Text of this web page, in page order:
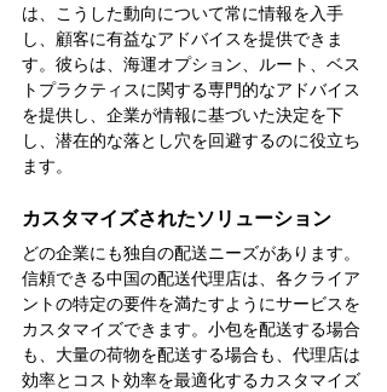
は、こうした動向について常に情報を入手
し、顧客に有益なアドバイスを提供できま
す。彼らは、海運オプション、ルート、ベス
トプラクティスに関する専門的なアドバイス
を提供し、企業が情報に基づいた決定を下
し、潜在的な落とし穴を回避するのに役立ち
ます。
カスタマイズされたソリューション
どの企業にも独自の配送ニーズがあります。
信頼できる中国の配送代理店は、各クライア
ントの特定の要件を満たすようにサービスを
カスタマイズできます。小包を配送する場合
も、大量の荷物を配送する場合も、代理店は
効率とコスト効率を最適化するカスタマイズ